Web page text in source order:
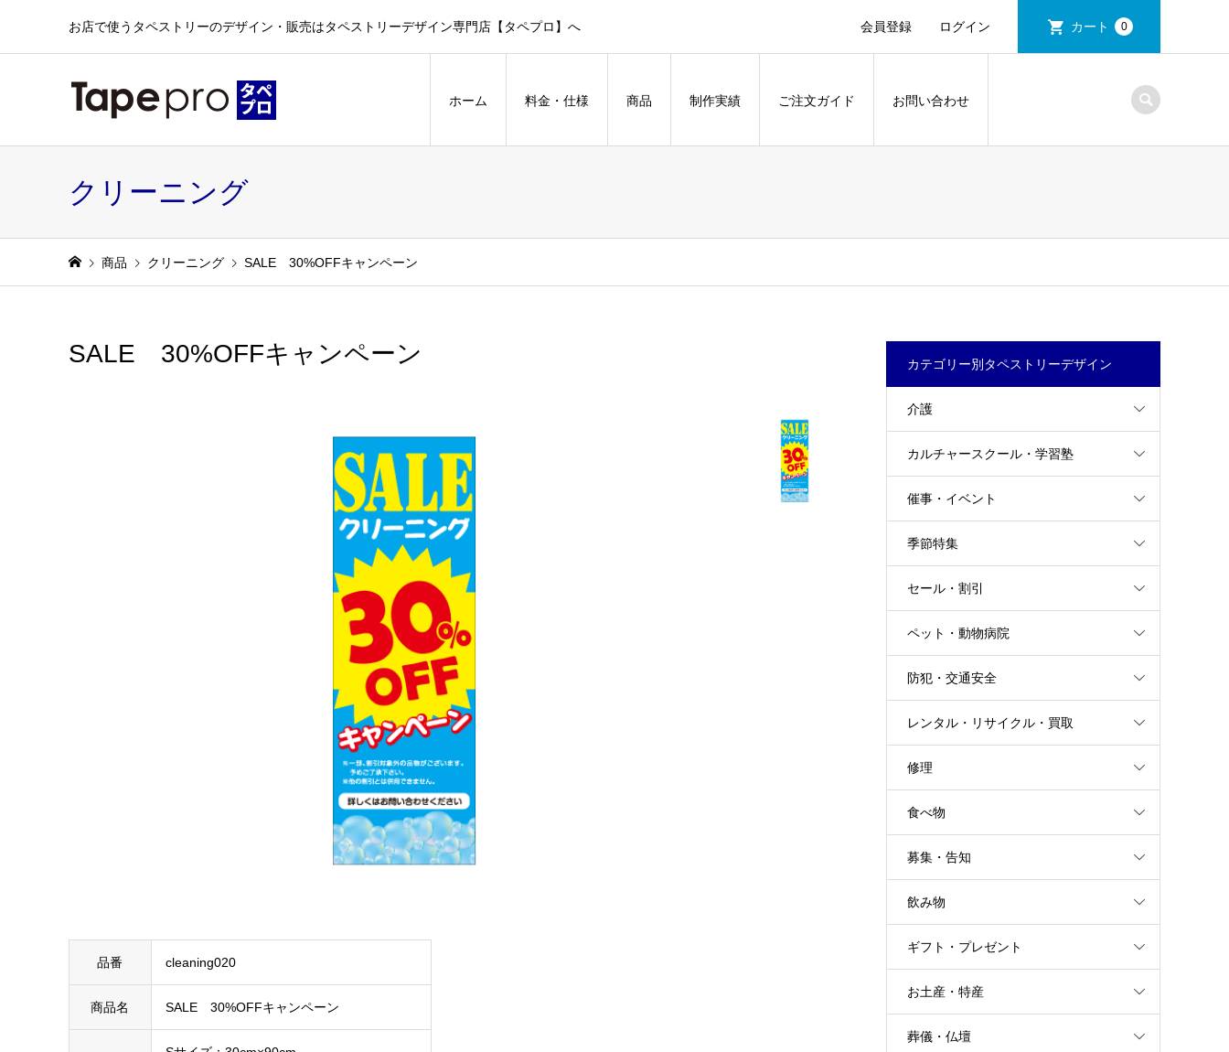
お店で使うタペストリーのデザイン・販売はタペストリーデザイン専門店【タペプロ】へ 会員登録 ログイン カート 0
ホーム 料金・仕様 商品 制作実績 ご注文ガイド お問い合わせ
クリーニング
商品 クリーニング SALE 30%OFFキャンペーン
SALE 30%OFFキャンペーン
品番 cleaning020
商品名 SALE 30%OFFキャンペーン
カテゴリー別タペストリーデザイン
介護
カルチャースクール・学習塾
催事・イベント
季節特集
セール・割引
ペット・動物病院
防犯・交通安全
レンタル・リサイクル・買取
修理
食べ物
募集・告知
飲み物
ギフト・プレゼント
お土産・特産
葬儀・仏壇